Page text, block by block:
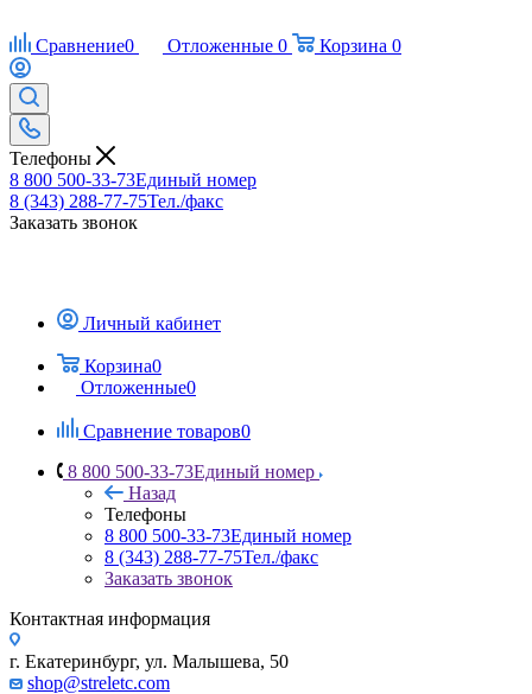
Сравнение0 Отложенные 0 Корзина 0
Телефоны
8 800 500-33-73Единый номер
8 (343) 288-77-75Тел./факс
Заказать звонок
Личный кабинет
Корзина0
Отложенные0
Сравнение товаров0
8 800 500-33-73Единый номер
Назад
Телефоны
8 800 500-33-73Единый номер
8 (343) 288-77-75Тел./факс
Заказать звонок
Контактная информация
г. Екатеринбург, ул. Малышева, 50
shop@streletc.com